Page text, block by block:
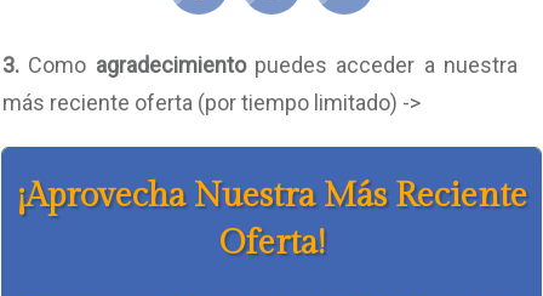
3. Como agradecimiento puedes acceder a nuestra
más reciente oferta (por tiempo limitado) ->
¡Aprovecha Nuestra Más Reciente
Oferta!